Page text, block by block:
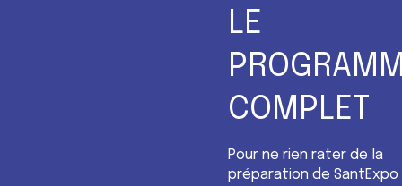
LE
COMPLET
Pour ne rien rater de la
préparation de SantExpo